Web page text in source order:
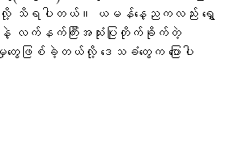
သိရပါတယ်။ ယမန်နေ့ညကလည်း ရွှေ
လက်နက်ကြီးအသုံးပြုတိုက်ခိုက်တဲ့
ေဖြစ်ခဲ့တယ်လို့ ဒေသခံတွေက ပြောပါ